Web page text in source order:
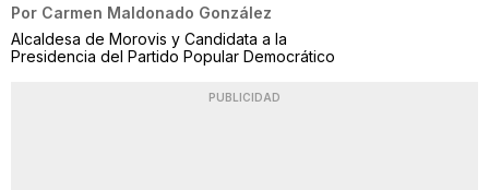
Por Carmen Maldonado González
Alcaldesa de Morovis y Candidata a la
Presidencia del Partido Popular Democrático
PUBLICIDAD